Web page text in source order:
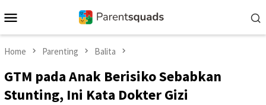
to
Menu
Home Parenting Balita
GTM pada Anak Berisiko Sebabkan
Stunting, Ini Kata Dokter Gizi